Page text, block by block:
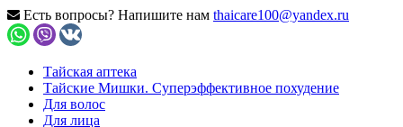
Есть вопросы? Напишите нам thaicare100@yandex.ru
Тайская аптека
Тайские Мишки. Суперэффективное похудение
Для волос
Для лица